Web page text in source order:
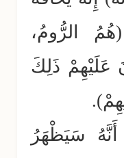
الرُّومُ،
عَلَيْهِمْ ذَلِكَ
سَيَظْهَرُ